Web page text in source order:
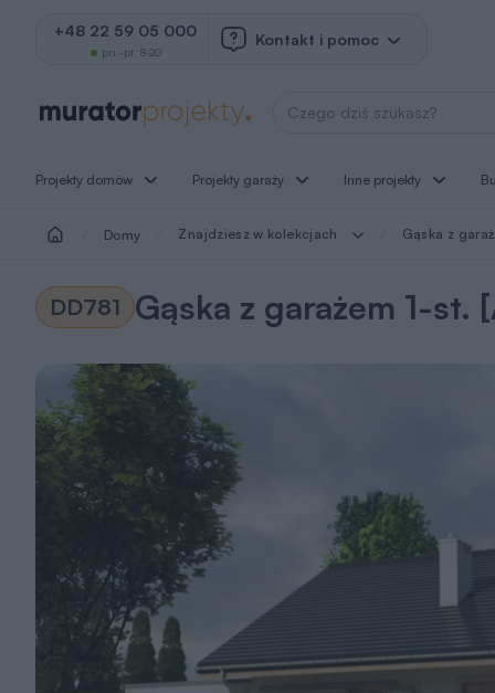
+48 22 59 05 000
pn.-pt. 8-20
Kontakt i pomoc
Wyszukaj projekt
Projekty domów Projekty garaży Inne projekty
Domy Znajdziesz w kolekcjach Gąska z
DD781 Gąska z garażem 1-st.